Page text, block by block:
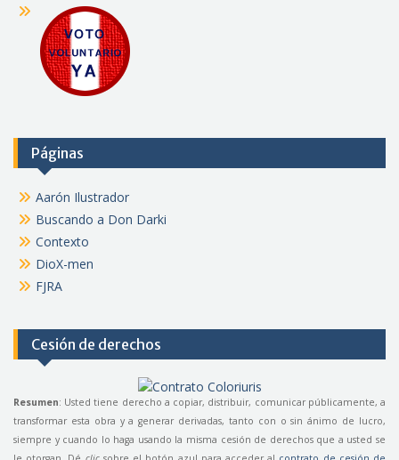
Páginas
Aarón Ilustrador
Buscando a Don Darki
Contexto
DioX-men
FJRA
Cesión de derechos
Resumen: Usted tiene derecho a copiar, distribuir, comunicar públicamente, a
transformar esta obra y a generar derivadas, tanto con o sin ánimo de lucro,
siempre y cuando lo haga usando la misma cesión de derechos que a usted se